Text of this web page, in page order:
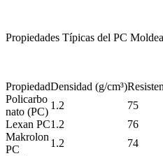
Propiedades Típicas del PC
PropiedadDensidad (g/cm³)
Policarbo
nato (PC)
1.2 75
Lexan PC1.2 76
Makrolon
PC
1.2 74